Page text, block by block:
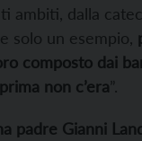
ambiti, dalla
solo un esempio,
composto dai
non c’era”.
padre Gianni